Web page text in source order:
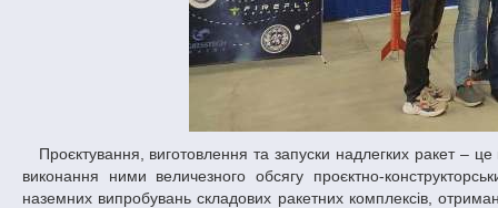
Проєктування, виготовлення та запуски надлегких ракет – це колосальна праця всіх учасників проєкту «Студентська ракета». Йдеться про
виконання ними величезного обсягу проєктно-
наземних випробувань складових ракетних комплексів,